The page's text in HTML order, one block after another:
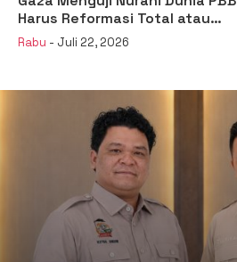
Harus Reformasi Total atau
Kehilangan Legitimasi
Rabu - Juli 22, 2026